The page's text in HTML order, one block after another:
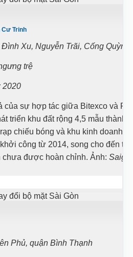
Cư Trinh
Xu, Nguyễn Trãi, Cống
trệ
2020
của sự hợp tác giữa Bitexco và
triển khu đất rộng 4,5 mẫu thành
chiếu bóng và khu kinh doanh
công từ 2014, song cho đến
chưa được hoàn chỉnh. Ảnh:
Phủ, quận Bình Thạnh